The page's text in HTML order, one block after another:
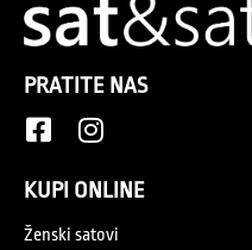
PRATITE NAS
KUPI ONLINE
Ženski satovi